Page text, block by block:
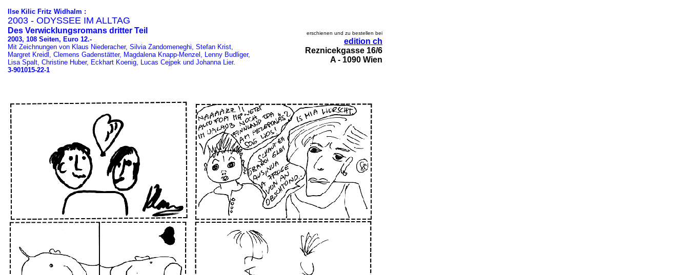
Ilse Kilic Fritz Widhalm :
2003 - ODYSSEE IM ALLTAG
Des Verwicklungsromans dritter Teil
2003, 108 Seiten, Euro 12.-
Mit Zeichnungen von Klaus Niederacher, Silvia Zandomeneghi, Stefan Krist,
Margret Kreidl, Clemens Gadenstätter, Magdalena Knapp-Menzel, Lenny Budliger,
Lisa Spalt, Christine Huber, Eckhart Koenig, Lucas Cejpek und Johanna Lier.
3-901015-22-1
erschienen und zu bestellen bei
edition ch
Reznicekgasse 16/6
A - 1090 Wien